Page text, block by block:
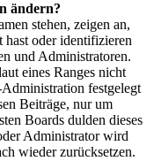
ändern?
stehen, zeigen an,
hast oder identifizieren
und Administratoren.
eines Ranges nicht
festgelegt
Beiträge, nur um
Boards dulden dieses
Administrator wird
wieder zurücksetzen.